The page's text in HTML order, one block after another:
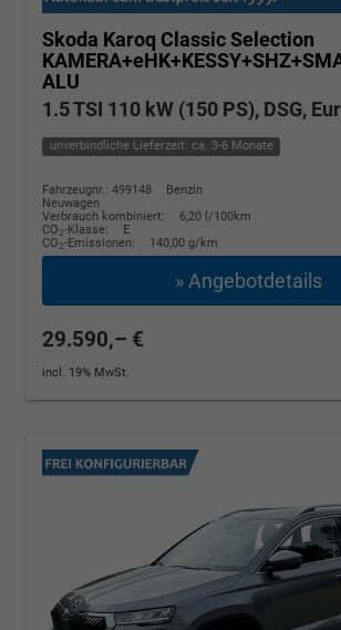
Skoda Karoq Classic Selection
ALU
1.5 TSI 110 kW (150 PS), DSG,
unverbindliche Lieferzeit: ca. 3-6 Monate
Fahrzeugnr.: 499148
Benzin
Neuwagen
Verbrauch kombiniert:
6,20 l/100km
CO2-Klasse:
E
CO2-Emissionen: 140,00 g/km
» Angebotdetails
29.590,– €
incl. 19% MwSt.